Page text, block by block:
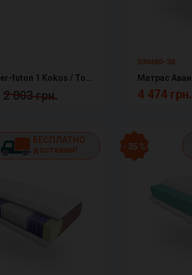
2 003 грн.
030480-38
4 474 грн.
БЕСПЛАТНО
доставим!
- 35 %